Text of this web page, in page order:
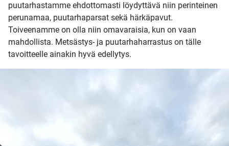
puutarhastamme ehdottomasti löydyttävä niin perinteinen
perunamaa, puutarhaparsat sekä härkäpavut.
Toiveenamme on olla niin omavaraisia, kun on vaan
mahdollista. Metsästys- ja puutarhaharrastus on tälle
tavoitteelle ainakin hyvä edellytys.